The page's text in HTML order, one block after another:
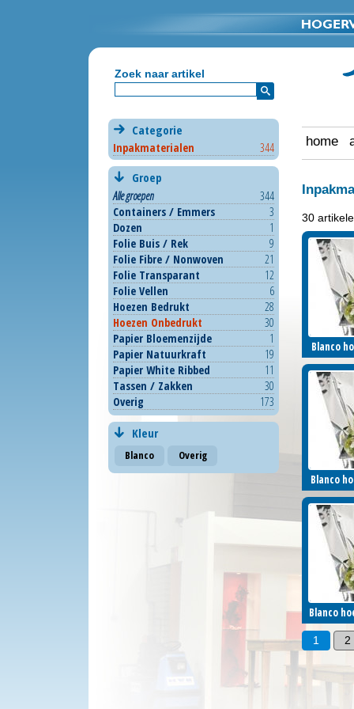
Zoek naar artikel
home
Categorie
Inpakmaterialen 344
Groep
Alle groepen
344
Containers / Emmers
3
Dozen
1
Folie Buis / Rek
9
Folie Fibre / Nonwoven
21
Folie Transparant
12
Folie Vellen
6
Hoezen Bedrukt
28
Hoezen Onbedrukt
30
Papier Bloemenzijde
1
Papier Natuurkraft
19
Papier White Ribbed
11
Tassen / Zakken
30
Overig
173
Kleur
Blanco Overig
30
Blanco
Blanco
Blanco
Blanco
Blanco
Blanco
1 2